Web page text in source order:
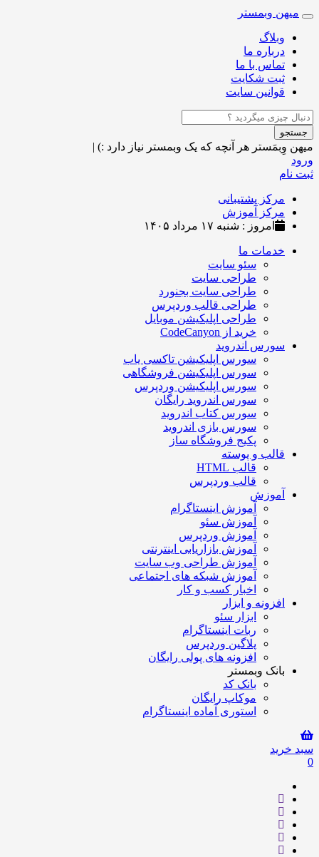
Toggle
navigation
میهن وبمستر
وبلاگ
درباره ما
تماس با ما
ثبت شکایت
قوانین سایت
جستجو
میهن وِبمَستر هر آنچه که یک وبمستر نیاز دارد :) |
ورود
ثبت نام
مرکز پشتیبانی
مرکز آموزش
امروز : شنبه ۱۷ مرداد ۱۴۰۵
خدمات ما
سئو سایت
طراحی سایت
طراحی سایت بجنورد
طراحی قالب وردپرس
طراحی اپلیکیشن موبایل
خرید از CodeCanyon
سورس اندروید
سورس اپلیکیشن تاکسی یاب
سورس اپلیکیشن فروشگاهی
سورس اپلیکیشن وردپرس
سورس اندروید رایگان
سورس کتاب اندروید
سورس بازی اندروید
پکیج فروشگاه ساز
قالب و پوسته
قالب HTML
قالب وردپرس
آموزش
آموزش اینستاگرام
آموزش سئو
آموزش وردپرس
آموزش بازاریابی اینترنتی
آموزش طراحی وب سایت
آموزش شبکه های اجتماعی
اخبار کسب و کار
افزونه و ابزار
ابزار سئو
ربات اینستاگرام
پلاگین وردپرس
افزونه های پولی رایگان
بانک وبمستر
بانک کد
موکاپ رایگان
استوری آماده اینستاگرام
سبد خرید
0